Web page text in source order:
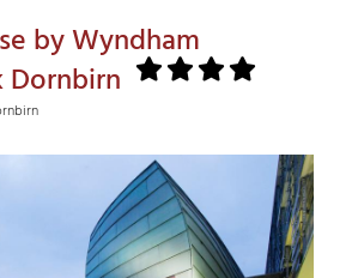
by Wyndham
Dornbirn